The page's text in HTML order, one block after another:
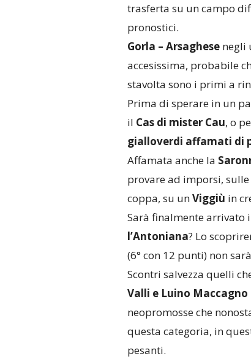
trasferta su un campo
pronostici.
Gorla – Arsaghesenegli
accesissima, probabile
stavolta sono i primi a
Prima di sperare in un
il Cas di mister Cau, o
gialloverdi affamati di
Affamata anche la
provare ad imporsi,
coppa, su unViggiù in
Sarà finalmente
l’Antoniana? Lo
(6° con 12 punti) non
Scontri salvezza quelli
Valli e Luino Maccagno
neopromosse che
questa categoria, in
pesanti.